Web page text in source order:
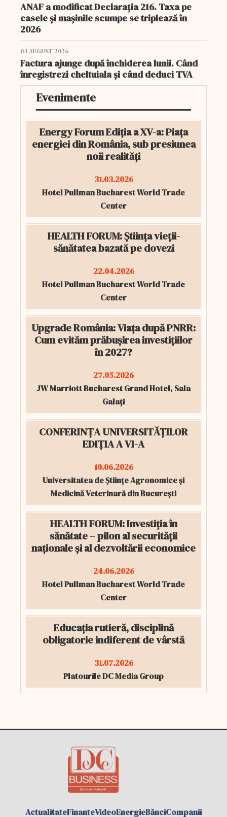
ANAF a modificat Declarația 216. Taxa pe
casele și mașinile scumpe se triplează în
2026
04 AUGUST 2026
Factura ajunge după închiderea lunii. Când
înregistrezi cheltuiala și când deduci TVA
Evenimente
Energy Forum Ediția a XV-a: Piața
energiei din România, sub presiunea
noii realități
31.03.2026
Hotel Pullman Bucharest World Trade
Center
HEALTH FORUM: Știința vieții-
sănătatea bazată pe dovezi
22.04.2026
Hotel Pullman Bucharest World Trade
Center
Upgrade România: Viața după PNRR:
Cum evităm prăbușirea investițiilor
în 2027?
27.05.2026
JW Marriott Bucharest Grand Hotel, Sala
Galați
CONFERINȚA UNIVERSITĂȚILOR
EDIȚIA A VI-A
10.06.2026
Universitatea de Științe Agronomice și
Medicină Veterinară din București
HEALTH FORUM: Investiția în
sănătate – pilon al securității
naționale și al dezvoltării economice
24.06.2026
Hotel Pullman Bucharest World Trade
Center
Educația rutieră, disciplină
obligatorie indiferent de vârstă
31.07.2026
Platourile DC Media Group
ActualitateFinanteVideoEnergieBănciCompanii